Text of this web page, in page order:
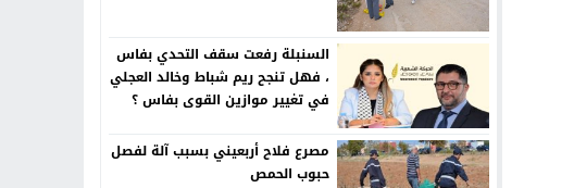
السنبلة رفعت سقف التحدي بفاس
، فهل تنجح ريم شباط وخالد العجلي
في تغيير موازين القوى بفاس ؟
مصرع فلاح أربعيني بسبب آلة لفصل
حبوب الحمص